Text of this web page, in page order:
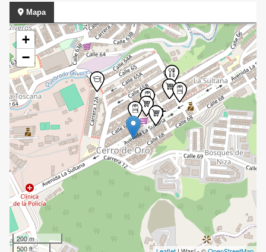
Mapa
+
−
200 m
500 ft